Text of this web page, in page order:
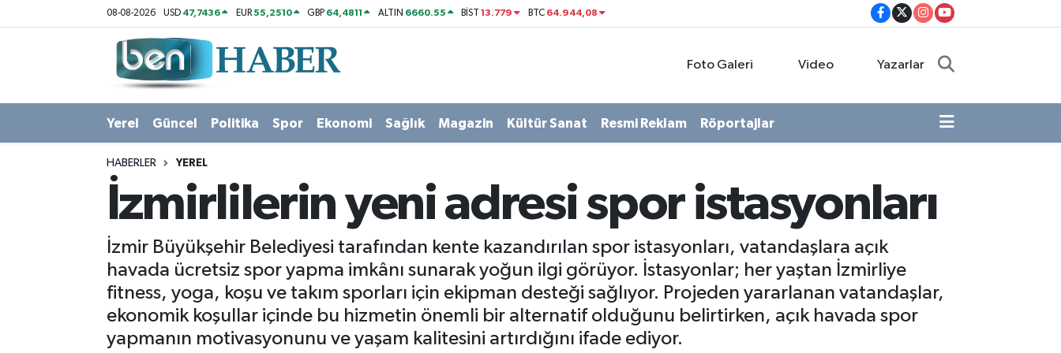
08-08-2026 USD 47,7436 EUR55,2510 GBP 64,4811 ALTIN 6660.55 BİST13.779 BTC 64.944,08
Foto Galeri Video Yazarlar
Yerel Güncel Politika Spor Ekonomi Sağlık Magazin Kültür Sanat Resmi Reklam Röportajlar
HABERLER YEREL
İzmirlilerin yeni adresi spor istasyonları
İzmir Büyükşehir Belediyesi tarafından kente kazandırılan spor istasyonları, vatandaşlara açık
havada ücretsiz spor yapma imkânı sunarak yoğun ilgi görüyor. İstasyonlar; her yaştan İzmirliye
fitness, yoga, koşu ve takım sporları için ekipman desteği sağlıyor. Projeden yararlanan vatandaşlar,
ekonomik koşullar içinde bu hizmetin önemli bir alternatif olduğunu belirtirken, açık havada spor
yapmanın motivasyonunu ve yaşam kalitesini artırdığını ifade ediyor.
Politika
Kültür Sanat
Hava Durumu
Süper Lig Puan Durumu ve Fikstür
Tüm Manşetler
Son Dakika Haberleri
Haber Arşivi